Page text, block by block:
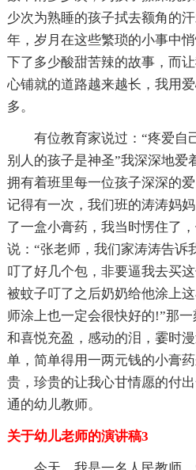
少次为熟睡的孩子拭去额角的
年，岁月在这些繁琐的小事中
下了多少酸甜苦辣的故事，而
心铺就的道路越来越长，我用
多。
有位教育家说过：“疼爱自
别人的孩子是神圣”我深深地爱
拥有着班里每一位孩子深深的
记得有一次，我们班的涛涛妈
了一盒小膏药，我当时愣住了
说：“张老师，我们家涛涛告诉
叮了好几个包，非要逼我去买
被蚊子叮了之后奶奶给他涂上
师涂上也一定会很快好的!”那
和喜悦充盈，感动的泪，霎时
单，简单得用一两元钱的小膏
贵，珍贵的让我心甘情愿的付
通的幼儿教师。
关于幼儿老师的演讲稿3